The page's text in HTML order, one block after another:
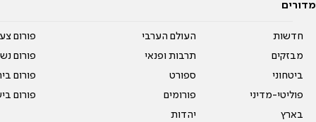
מדורים
חדשות
מבזקים
ביטחוני
פוליטי-מדיני
בארץ
העולם הערבי
תרבות ופנאי
ספורט
פורומים
יהדות
פורום
פורום
פורום
פורום